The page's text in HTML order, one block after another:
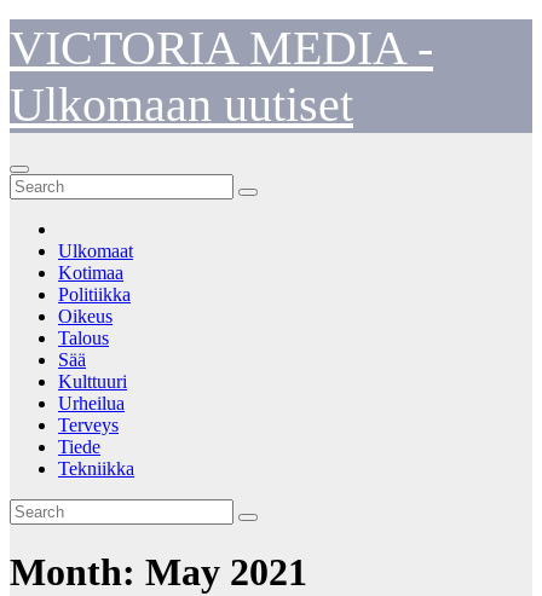
Skip
to
content
VICTORIA MEDIA -
Ulkomaan uutiset
Ulkomaat
Kotimaa
Politiikka
Oikeus
Talous
Sää
Kulttuuri
Urheilua
Terveys
Tiede
Tekniikka
Month: May 2021